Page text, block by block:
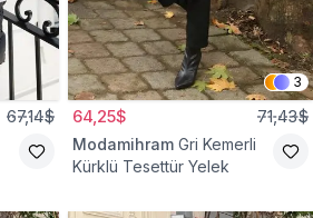
67,14$
3
64,25$ 71,43$
Modamihram Gri Kemerli
Kürklü Tesettür Yelek